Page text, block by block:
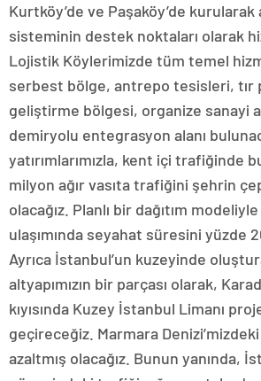
Kurtköy’de ve Paşaköy’de
sisteminin destek noktaları olarak
Lojistik Köylerimizde tüm temel
serbest bölge, antrepo tesisleri, tır
geliştirme bölgesi, organize sanayi
demiryolu entegrasyon alanı
yatırımlarımızla, kent içi trafiğinde
milyon ağır vasıta trafiğini şehrin
olacağız. Planlı bir dağıtım
ulaşımında seyahat süresini yüzde
Ayrıca İstanbul’un kuzeyinde
altyapımızın bir parçası olarak,
kıyısında Kuzey İstanbul Limanı
geçireceğiz. Marmara
azaltmış olacağız. Bunun yanında,